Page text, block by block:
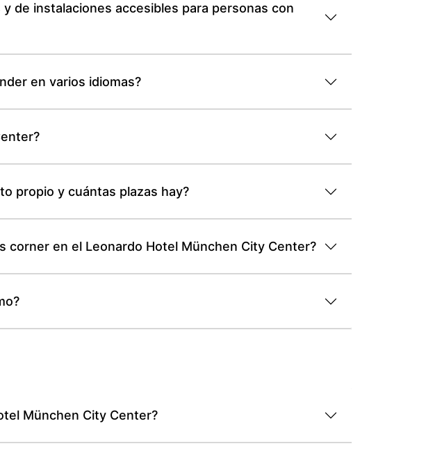
de instalaciones accesibles para personas con
en varios idiomas?
propio y cuántas plazas hay?
en el Leonardo Hotel München City Center?
München City Center?